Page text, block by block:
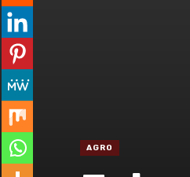
AGRO